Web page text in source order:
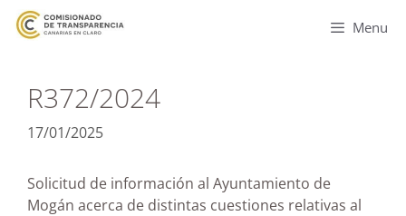
Menu
R372/2024
17/01/2025
Solicitud de información al Ayuntamiento de
Mogán acerca de distintas cuestiones relativas al